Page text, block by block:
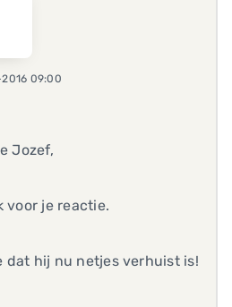
09:00
Jozef,
voor je reactie.
dat hij nu netjes verhuist is!